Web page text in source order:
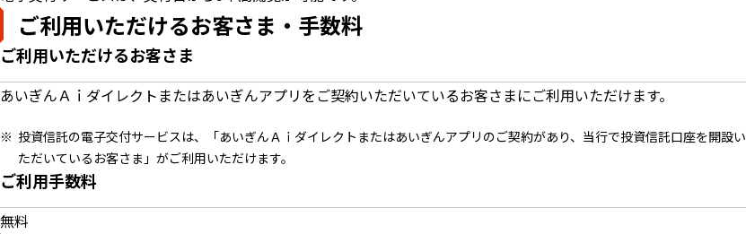
ご利用いただけるお客さま・手数料
ご利用いただけるお客さま
あいぎんＡｉダイレクトまたはあいぎんアプリをご契約いただいているお客さまにご利用いただけます。
投資信託の電子交付サービスは、「あいぎんＡｉダイレクトまたはあいぎんアプリのご契約があり、当行で投資信託口座を開設い
ただいているお客さま」がご利用いただけます。
ご利用手数料
無料